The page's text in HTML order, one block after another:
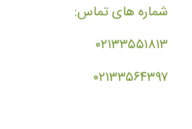
شماره های تماس:
۰۲۱۳۳۵۵۱۸۱۳
۰۲۱۳۳۵۶۴۳۹۷